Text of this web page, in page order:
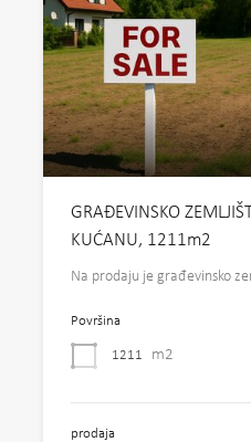
GRAĐEVINSKO
KUĆANU, 1211m2
Na prodaju je građevinsko
Površina
1211 m2
prodaja